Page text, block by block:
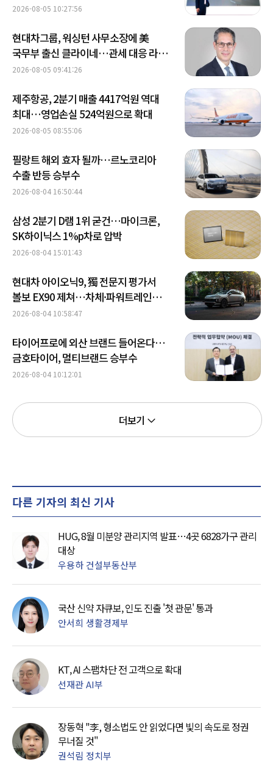
2026-08-05 10:27:56
현대차그룹, 워싱턴 사무소장에 美
국무부 출신 클라이네…관세 대응 라인
강화
2026-08-05 09:41:26
제주항공, 2분기 매출 4417억원 역대
최대…영업손실 524억원으로 확대
2026-08-05 08:55:06
필랑트 해외 효자 될까…르노코리아
수출 반등 승부수
2026-08-04 16:50:44
삼성 2분기 D램 1위 굳건…마이크론,
SK하이닉스 1%p차로 압박
2026-08-04 15:01:43
현대차 아이오닉9, 獨 전문지 평가서
볼보 EX90 제쳐…차체·파워트레인
우위
2026-08-04 10:58:47
타이어프로에 외산 브랜드 들어온다…
금호타이어, 멀티브랜드 승부수
2026-08-04 10:12:01
더보기
다른 기자의 최신 기사
HUG, 8월 미분양 관리지역 발표…4곳 6828가구 관리
대상
우용하 건설부동산부
국산 신약 자큐보, 인도 진출 '첫 관문' 통과
안서희 생활경제부
KT, AI 스팸차단 전 고객으로 확대
선재관 AI부
장동혁 "李, 형소법도 안 읽었다면 빛의 속도로 정권
무너질 것"
권석림 정치부